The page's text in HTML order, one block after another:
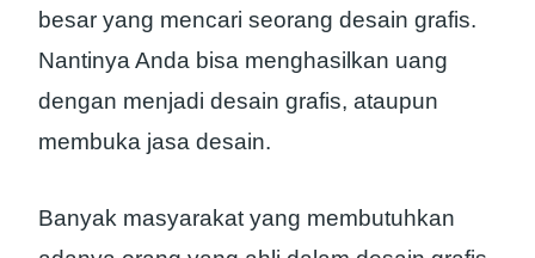
besar yang mencari seorang desain grafis.
Nantinya Anda bisa menghasilkan uang
dengan menjadi desain grafis, ataupun
membuka jasa desain.
Banyak masyarakat yang membutuhkan